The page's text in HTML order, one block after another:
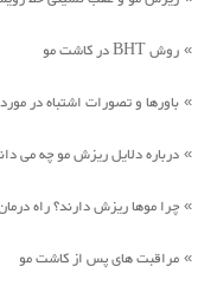
» روش BHT در کاشت مو
» باورها و تصورات اشتباه در
» درباره دلایل ریزش مو چه می
» چرا موها ریزش دارند؟ راه
» مراقبت های پس از کاشت مو